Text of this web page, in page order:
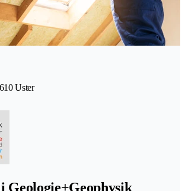
Uster
Geologie+Geophysik